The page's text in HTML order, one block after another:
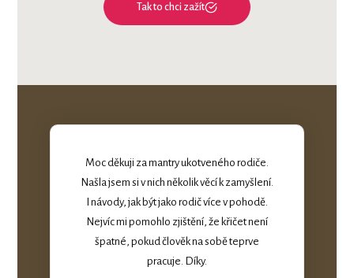
Tak to chci zažít
Moc děkuji za mantry ukotveného rodiče.
Našla jsem si v nich několik věcí k zamyšlení.
I návody, jak být jako rodič více v pohodě.
Nejvíc mi pomohlo zjištění, že křičet není
špatné, pokud člověk na sobě teprve
pracuje. Díky.